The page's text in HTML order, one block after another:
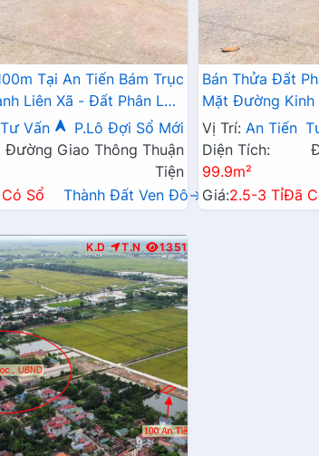
Tại An Tiến Bám Trục
Liên Xã - Đất Phân Lô
Tư Vấn
P.Lô Đợi Sổ Mới
Đường Giao Thông Thuận
Tiện
Sổ Thành Đất Ven Đô→
Bán Thửa Đất
Mặt Đường Kinh
- Đất Phân Lô
Vị Trí: An Tiến
Diện Tích:
99.9m²
Giá:2.5-3 TỉĐã
K.D T.N 1351